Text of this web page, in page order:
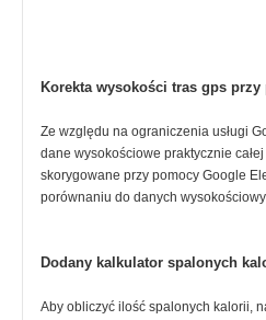
Korekta wysokości tras gps przy
Ze względu na ograniczenia usługi
dane wysokościowe praktycznie
skorygowane przy pomocy Google
porównaniu do danych
Dodany kalkulator spalonych
Aby obliczyć ilość spalonych kalorii,